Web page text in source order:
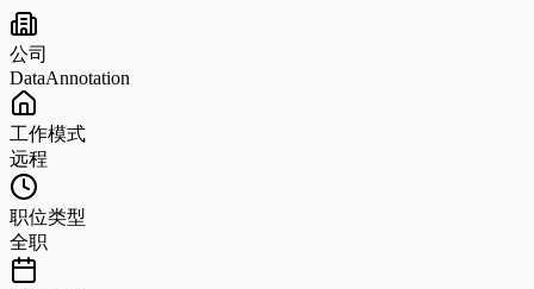
公司
DataAnnotation
工作模式
远程
职位类型
全职